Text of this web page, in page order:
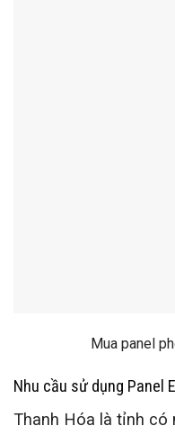
Mua panel
Nhu cầu sử dụng Panel
Thanh Hóa là tỉnh có